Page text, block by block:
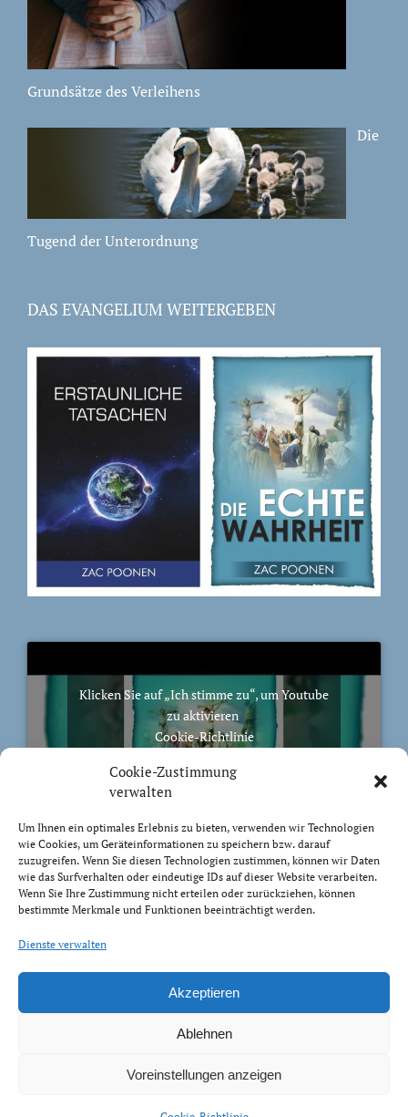
Cookie-Zustimmung
verwalten
Um Ihnen ein optimales Erlebnis zu bieten, verwenden wir Technologien
wie Cookies, um Geräteinformationen zu speichern bzw. darauf
zuzugreifen. Wenn Sie diesen Technologien zustimmen, können wir Daten
wie das Surfverhalten oder eindeutige IDs auf dieser Website verarbeiten.
Wenn Sie Ihre Zustimmung nicht erteilen oder zurückziehen, können
bestimmte Merkmale und Funktionen beeinträchtigt werden.
Dienste verwalten
Akzeptieren
Ablehnen
Voreinstellungen anzeigen
Grundsätze des Verleihens
Die
Tugend der Unterordnung
DAS EVANGELIUM WEITERGEBEN
Klicken Sie auf „Ich stimme zu“, um Youtube
zu aktivieren
Cookie-Richtlinie
Ich stimme zu
BIBELVERS DES TAGES
euch tragen, bis ihr grau werdet. Ich habe es getan; ich
will heben und tragen und erretten.
Impressum Datenschutz